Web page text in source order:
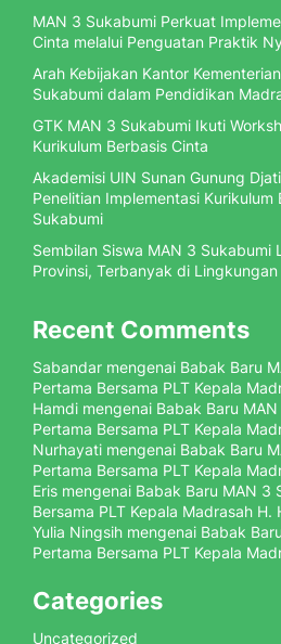
MAN 3 Sukabumi Perkuat
Cinta melalui Penguatan Praktik
Arah Kebijakan Kantor
Sukabumi dalam Pendidikan
GTK MAN 3 Sukabumi Ikuti
Kurikulum Berbasis Cinta
Akademisi UIN Sunan Gunung
Penelitian Implementasi
Sukabumi
Sembilan Siswa MAN 3 Sukabumi
Provinsi, Terbanyak di
Recent Comments
Sabandar mengenai Babak Baru
Pertama Bersama PLT Kepala
Hamdi mengenai Babak Baru
Pertama Bersama PLT Kepala
Nurhayati mengenai Babak Baru
Pertama Bersama PLT Kepala
Eris mengenai Babak Baru MAN 3
Bersama PLT Kepala Madrasah H.
Yulia Ningsih mengenai Babak
Pertama Bersama PLT Kepala
Categories
Uncategorized